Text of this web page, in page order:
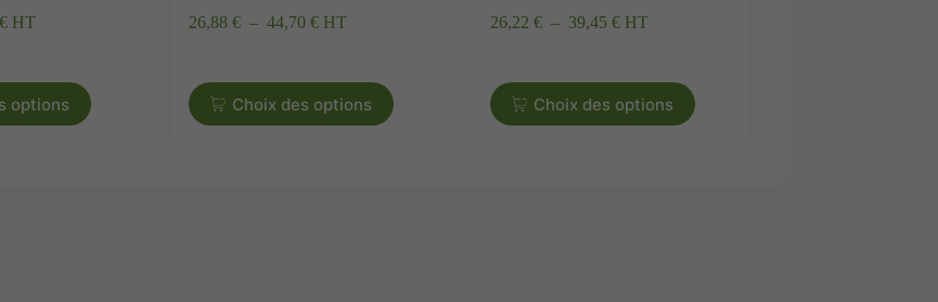
HT
options
26,88 € – 44,70 €HT
Choix des options
26,22 € – 39,45 € HT
Choix des options